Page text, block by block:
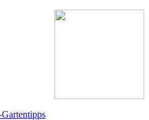
Gartentipps